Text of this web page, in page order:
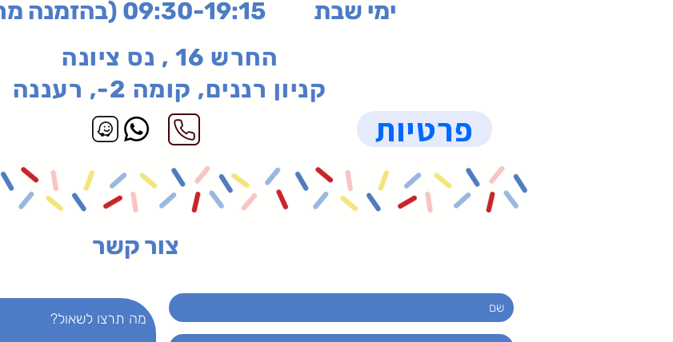
ימי שבת 09:30-19:15 (בהזמנה מראש)
החרש 16 , נס ציונה
קניון רננים, קומה 2-, רעננה
פרטיות
צור קשר